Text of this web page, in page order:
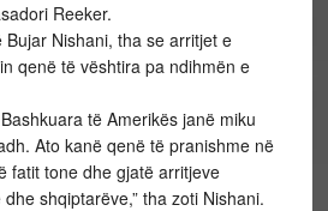
Reeker.
Bujar Nishani, tha se arritjet e
qenë të vështira pa ndihmën e
të Amerikës janë miku
Ato kanë qenë të pranishme në
fatit tone dhe gjatë arritjeve
shqiptarëve,” tha zoti Nishani.